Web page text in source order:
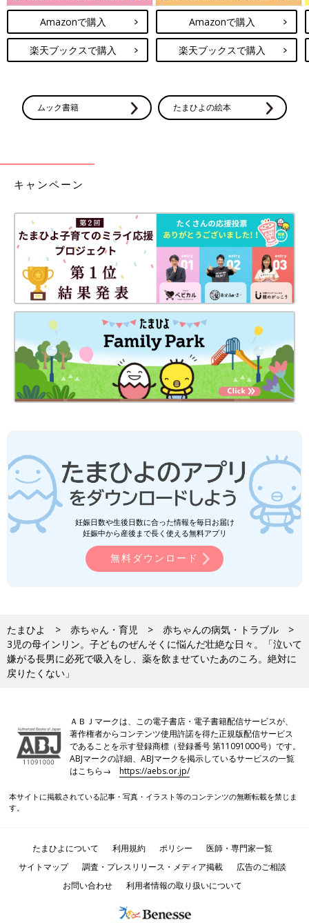
Amazonで購入
楽天ブックスで購入
Amazonで購入
楽天ブックスで購入
ムック書籍 たまひよの絵本
キャンペーン
妊娠日数や生後日数に合った情報を毎日お届け
妊娠中から産後まで長く使える無料アプリ
無料ダウンロード
たまひよ 赤ちゃん・育児
赤ちゃんの病気・トラブル
3児の母インリン。子どものぜんそくに悩んだ壮絶な日々。「泣いて
嫌がる長男に必死で吸入をし、薬を飲ませていたあのころ。絶対に
戻りたくない」
ＡＢＪマークは、この電子書店・電子書籍配信サービスが、
著作権者からコンテンツ使用許諾を得た正規版配信サービス
であることを示す登録商標（登録番号 第11091000号）です。
ABJマークの詳細、ABJマークを掲示しているサービスの一覧
はこちら→https://aebs.or.jp/
本サイトに掲載されている記事・写真・イラスト等のコンテンツの無断転載を禁じま
す。
たまひよについて 利用規約 ポリシー
医師・専門家一覧
サイトマップ
調査・プレスリリース・メディア掲載
広告のご相談
お問い合わせ
利用者情報の取り扱いについて